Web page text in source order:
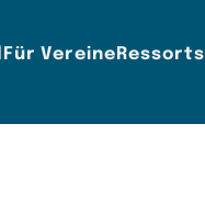
Für Vereine Ressorts